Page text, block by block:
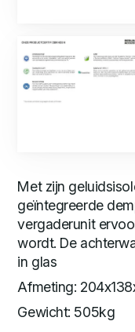
Met zijn
geïntegreerde
vergaderunit
wordt. De
in glas
Afmeting:
Gewicht: 505kg